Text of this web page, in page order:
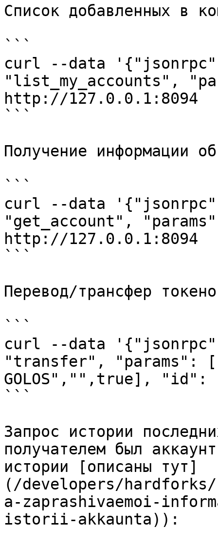
Список добавленных в
```
curl --data
"list_my_accounts",
http://127.0.0.1:8094
```
Получение информации
```
curl --data
"get_account",
http://127.0.0.1:8094
```
Перевод/трансфер
```
curl --data
"transfer", "params":
GOLOS","",true],
```
Запрос истории
получателем был
истории [описаны тут]
(/developers/
a-zaprashivaemoi-
istorii-akkaunta)):